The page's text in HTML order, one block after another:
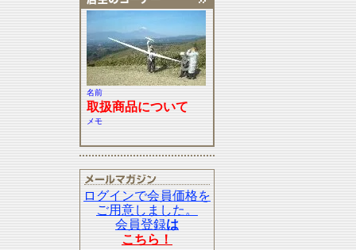
名前
取扱商品について
メモ
ログインで会員価格を
ご用意しました。
会員登録は
こちら！